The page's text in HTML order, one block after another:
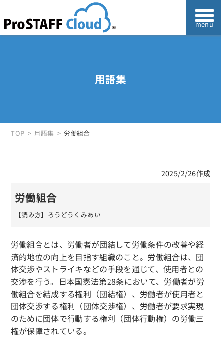
用語集
TOP 用語集 労働組合
2025/2/26作成
労働組合
【読み方】ろうどうくみあい
労働組合とは、労働者が団結して労働条件の改善や経
済的地位の向上を目指す組織のこと。労働組合は、団
体交渉やストライキなどの手段を通じて、使用者との
交渉を行う。日本国憲法第28条において、労働者が労
働組合を結成する権利（団結権）、労働者が使用者と
団体交渉する権利（団体交渉権）、労働者が要求実現
のために団体で行動する権利（団体行動権）の労働三
権が保障されている。